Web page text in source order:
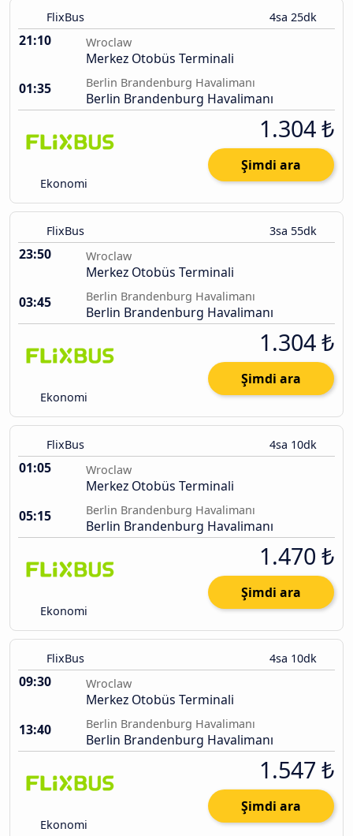
FlixBus 4sa 25dk
21:10 Wroclaw
Merkez Otobüs Terminali
01:35
Berlin Brandenburg Havalimanı
Berlin Brandenburg Havalimanı
Ekonomi
1.304 ₺
Şimdi ara
FlixBus 3sa 55dk
23:50 Wroclaw
Merkez Otobüs Terminali
03:45
Berlin Brandenburg Havalimanı
Berlin Brandenburg Havalimanı
Ekonomi
1.304 ₺
Şimdi ara
FlixBus 4sa 10dk
01:05 Wroclaw
Merkez Otobüs Terminali
05:15
Berlin Brandenburg Havalimanı
Berlin Brandenburg Havalimanı
Ekonomi
1.470 ₺
Şimdi ara
FlixBus 4sa 10dk
09:30 Wroclaw
Merkez Otobüs Terminali
13:40
Berlin Brandenburg Havalimanı
Berlin Brandenburg Havalimanı
Ekonomi
1.547 ₺
Şimdi ara